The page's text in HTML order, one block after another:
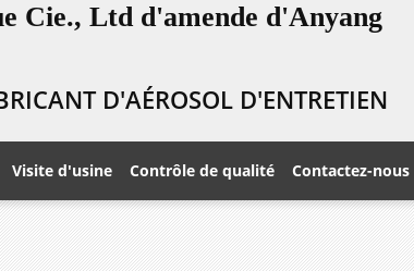
Cie., Ltd d'amende d'Anyang
D'AÉROSOL D'ENTRETIEN
Visite d'usine Contrôle de qualité Contactez-nous